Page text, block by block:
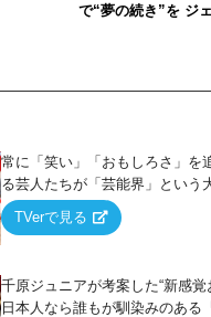
で“夢の続き”を ジ
常に「笑い」「おもしろさ」を
る芸人たちが「芸能界」という
出でて、新たなオモシロ人間を
TVerで見る
千原ジュニアが考案した“新感覚
日本人なら誰もが馴染みのある